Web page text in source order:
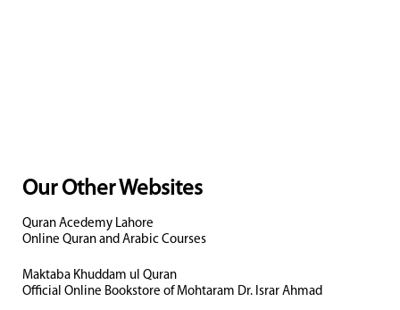
Our Other Websites
Quran Acedemy Lahore
Online Quran and Arabic Courses
Maktaba Khuddam ul Quran
Official Online Bookstore of Mohtaram Dr. Israr Ahmad